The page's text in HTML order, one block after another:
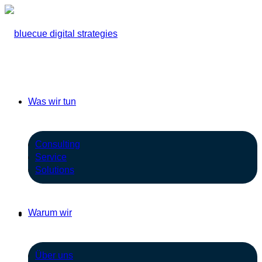
Was wir tun
Consulting
Service
Solutions
Warum wir
Über uns